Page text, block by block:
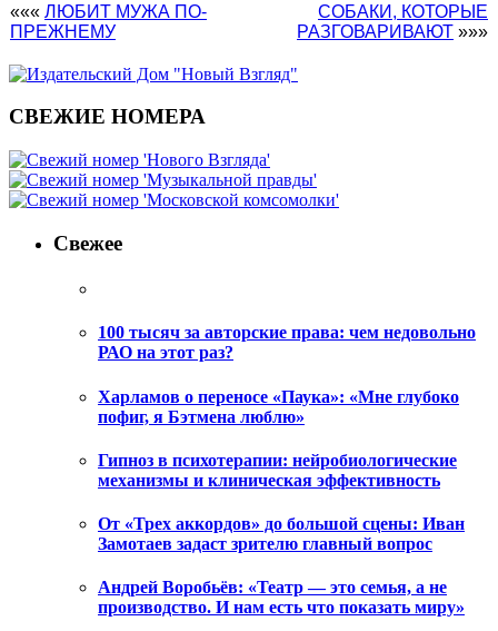
««« ЛЮБИТ МУЖА ПО-
ПРЕЖНЕМУ
СОБАКИ, КОТОРЫЕ
РАЗГОВАРИВАЮТ »»»
СВЕЖИЕ НОМЕРА
Свежее
100 тысяч за авторские права: чем недовольно
РАО на этот раз?
Харламов о переносе «Паука»: «Мне глубоко
пофиг, я Бэтмена люблю»
Гипноз в психотерапии: нейробиологические
механизмы и клиническая эффективность
От «Трех аккордов» до большой сцены: Иван
Замотаев задаст зрителю главный вопрос
Андрей Воробьёв: «Театр — это семья, а не
производство. И нам есть что показать миру»